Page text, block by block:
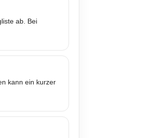
ab. Bei
kann ein kurzer